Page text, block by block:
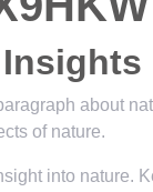
about
of nature.
into nature.